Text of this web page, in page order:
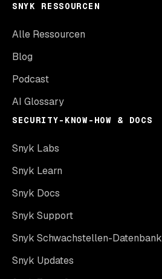
SNYK RESSOURCEN
Alle Ressourcen
Blog
Podcast
AI Glossary
SECURITY-KNOW-HOW & DOCS
Snyk Labs
Snyk Learn
Snyk Docs
Snyk Support
Snyk Schwachstellen-Datenbank
Snyk Updates